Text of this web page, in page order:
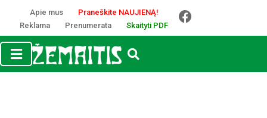
Apie mus
Praneškite NAUJIENĄ!
Reklama
Prenumerata Skaityti PDF